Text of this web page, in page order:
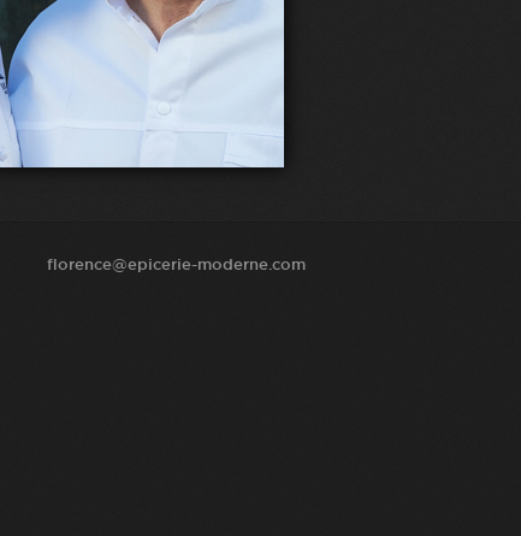
florence@epicerie-moderne.com